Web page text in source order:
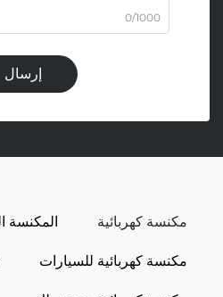
0/1000
إرسال
مكنسة كهربائية
المكنسة
مكنسة كهربائية للسيارات